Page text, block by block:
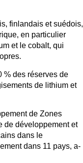
finlandais et suédois,
en particulier
et le cobalt, qui
% des réserves de
de lithium et
de Zones
de développement et
dans le
dans 11 pays, a-